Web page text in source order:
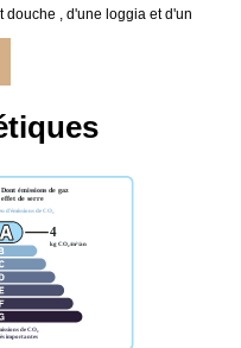
douche , d'une loggia et d'un